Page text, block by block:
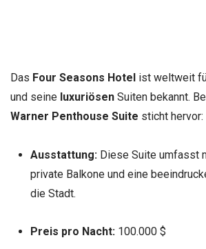
Das Four Seasons Hotel ist weltweit
und seine luxuriösen Suiten bekannt.
Warner Penthouse Suite sticht hervor:
Ausstattung:Diese Suite umfasst
private Balkone und eine
die Stadt.
Preis pro Nacht:100.000 $